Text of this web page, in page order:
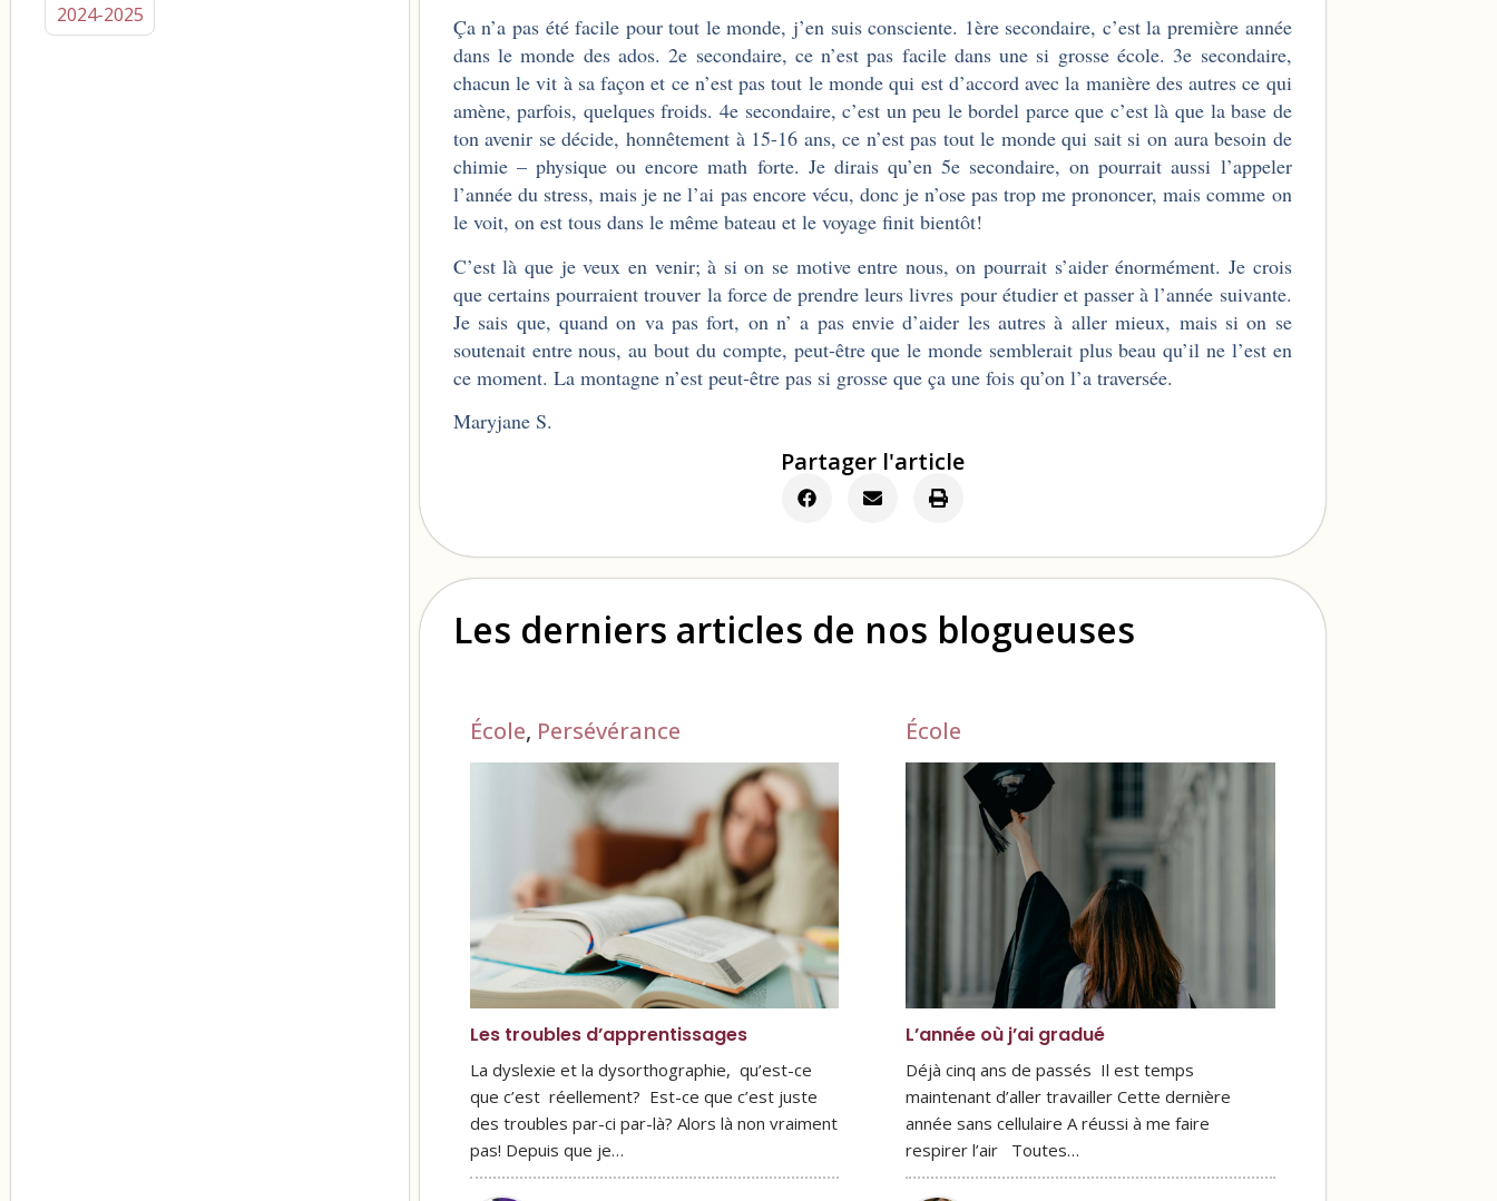
2024-2025
Ça n’a pas été facile pour tout le monde, j’en suis consciente. 1ère secondaire, c’est la première année
dans le monde des ados. 2e secondaire, ce n’est pas facile dans une si grosse école. 3e secondaire,
chacun le vit à sa façon et ce n’est pas tout le monde qui est d’accord avec la manière des autres ce qui
amène, parfois, quelques froids. 4e secondaire, c’est un peu le bordel parce que c’est là que la base de
ton avenir se décide, honnêtement à 15-16 ans, ce n’est pas tout le monde qui sait si on aura besoin de
chimie – physique ou encore math forte. Je dirais qu’en 5e secondaire, on pourrait aussi l’appeler
l’année du stress, mais je ne l’ai pas encore vécu, donc je n’ose pas trop me prononcer, mais comme on
le voit, on est tous dans le même bateau et le voyage finit bientôt!
C’est là que je veux en venir; à si on se motive entre nous, on pourrait s’aider énormément. Je crois
que certains pourraient trouver la force de prendre leurs livres pour étudier et passer à l’année suivante.
Je sais que, quand on va pas fort, on n’ a pas envie d’aider les autres à aller mieux, mais si on se
soutenait entre nous, au bout du compte, peut-être que le monde semblerait plus beau qu’il ne l’est en
ce moment. La montagne n’est peut-être pas si grosse que ça une fois qu’on l’a traversée.
Maryjane S.
Partager l'article
Les derniers articles de nos blogueuses
École, Persévérance
Les troubles d’apprentissages
La dyslexie et la dysorthographie, qu’est-ce
que c’est réellement? Est-ce que c’est juste
des troubles par-ci par-là? Alors là non vraiment
pas! Depuis que je…
École
L’année où j’ai gradué
Déjà cinq ans de passés Il est temps
maintenant d’aller travailler Cette dernière
année sans cellulaire A réussi à me faire
respirer l’air Toutes…